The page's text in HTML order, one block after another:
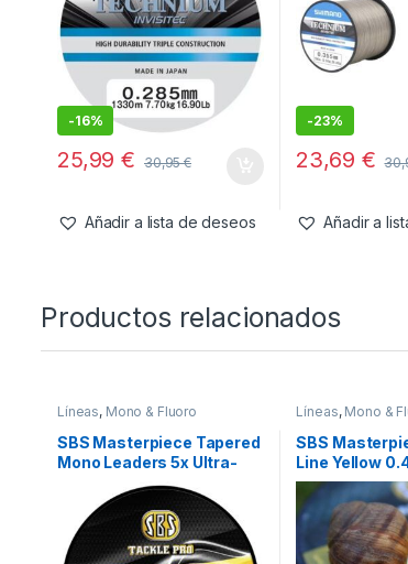
-16%
25,99€ 30,95€
Añadir a lista de deseos
-23%
23,69 €
Añadir a
Productos relacionados
Líneas, Mono & Fluoro
SBS Masterpiece Tapered
Mono Leaders 5x Ultra-
Clear (0.26 – 0.58mm)
Líneas, Mono &
SBS
Line Yellow
11,4kg)